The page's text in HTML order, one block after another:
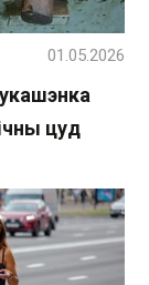
цуд
01.05.2026